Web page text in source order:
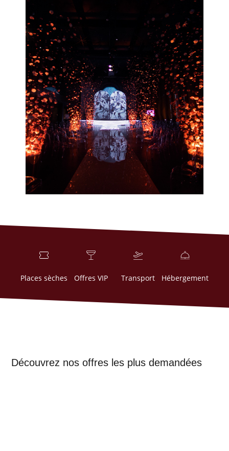
Places sèches Offres VIP Transport Hébergement
Découvrez nos offres les plus demandées